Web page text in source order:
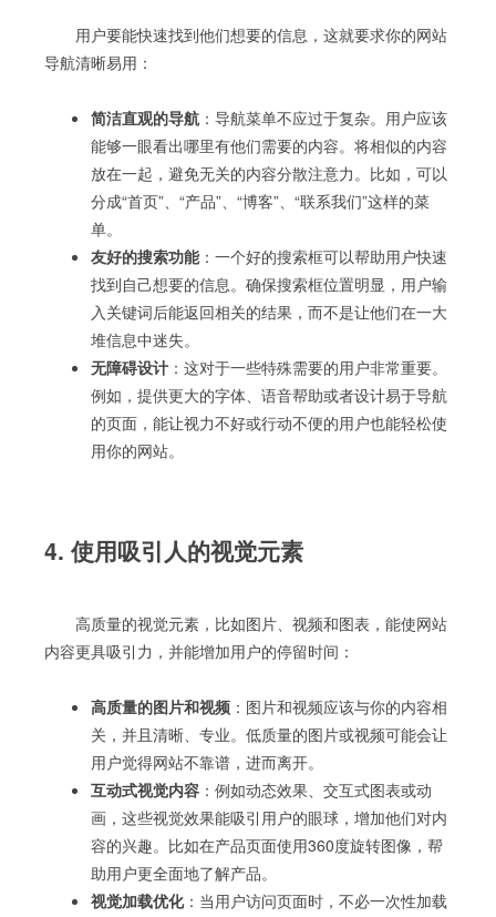
用户要能快速找到他们想要的信息，这就要求你的网站
导航清晰易用：
简洁直观的导航 ：导航菜单不应过于复杂。用户应该
能够一眼看出哪里有他们需要的内容。将相似的内容
放在一起，避免无关的内容分散注意力。比如，可以
分成“首页”、“产品”、“博客”、“联系我们”这样的菜
单。
友好的搜索功能：一个好的搜索框可以帮助用户快速
找到自己想要的信息。确保搜索框位置明显，用户输
入关键词后能返回相关的结果，而不是让他们在一大
堆信息中迷失。
无障碍设计 ：这对于一些特殊需要的用户非常重要。
例如，提供更大的字体、语音帮助或者设计易于导航
的页面，能让视力不好或行动不便的用户也能轻松使
用你的网站。
4. 使用吸引人的视觉元素
高质量的视觉元素，比如图片、视频和图表，能使网站
内容更具吸引力，并能增加用户的停留时间：
高质量的图片和视频 ：图片和视频应该与你的内容相
关，并且清晰、专业。低质量的图片或视频可能会让
用户觉得网站不靠谱，进而离开。
互动式视觉内容 ：例如动态效果、交互式图表或动
画，这些视觉效果能吸引用户的眼球，增加他们对内
容的兴趣。比如在产品页面使用360度旋转图像，帮
助用户更全面地了解产品。
视觉加载优化：当用户访问页面时，不必一次性加载